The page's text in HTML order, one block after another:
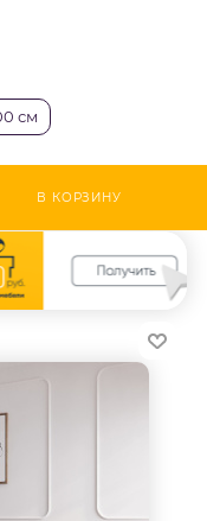
В КОРЗИНУ
см